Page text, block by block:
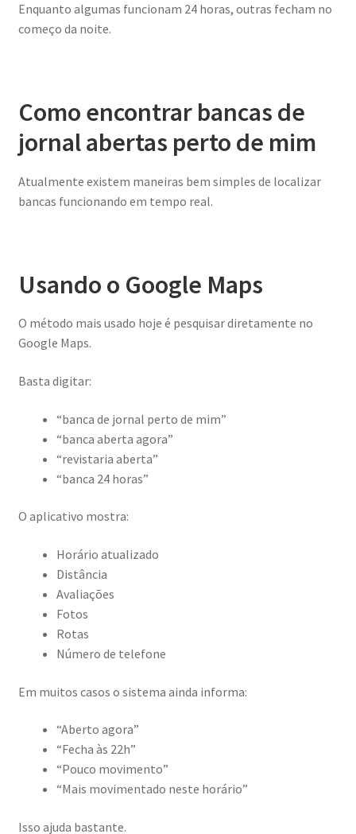
Enquanto algumas funcionam 24 horas, outras fecham no
começo da noite.
Como encontrar bancas de
jornal abertas perto de mim
Atualmente existem maneiras bem simples de localizar
bancas funcionando em tempo real.
Usando o Google Maps
O método mais usado hoje é pesquisar diretamente no
Google Maps.
Basta digitar:
“banca de jornal perto de mim”
“banca aberta agora”
“revistaria aberta”
“banca 24 horas”
O aplicativo mostra:
Horário atualizado
Distância
Avaliações
Fotos
Rotas
Número de telefone
Em muitos casos o sistema ainda informa:
“Aberto agora”
“Fecha às 22h”
“Pouco movimento”
“Mais movimentado neste horário”
Isso ajuda bastante.